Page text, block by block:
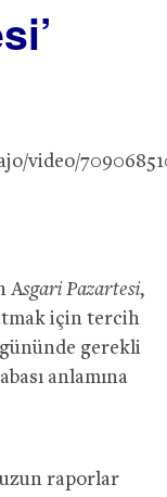
video/
Asgari Pazartesi,
için tercih
gerekli
anlamına
raporlar